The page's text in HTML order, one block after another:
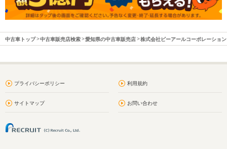
中古車トップ 中古車販売店検索 愛知県の中古車販売店 株式会社ビーアールコーポレーショ
プライバシーポリシー 利用規約
サイトマップ お問い合わせ